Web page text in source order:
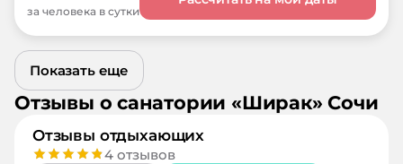
за человека в сутки
Показать еще
Отзывы осанатории «Ширак» Сочи
Отзывы отдыхающих
4 отзывов